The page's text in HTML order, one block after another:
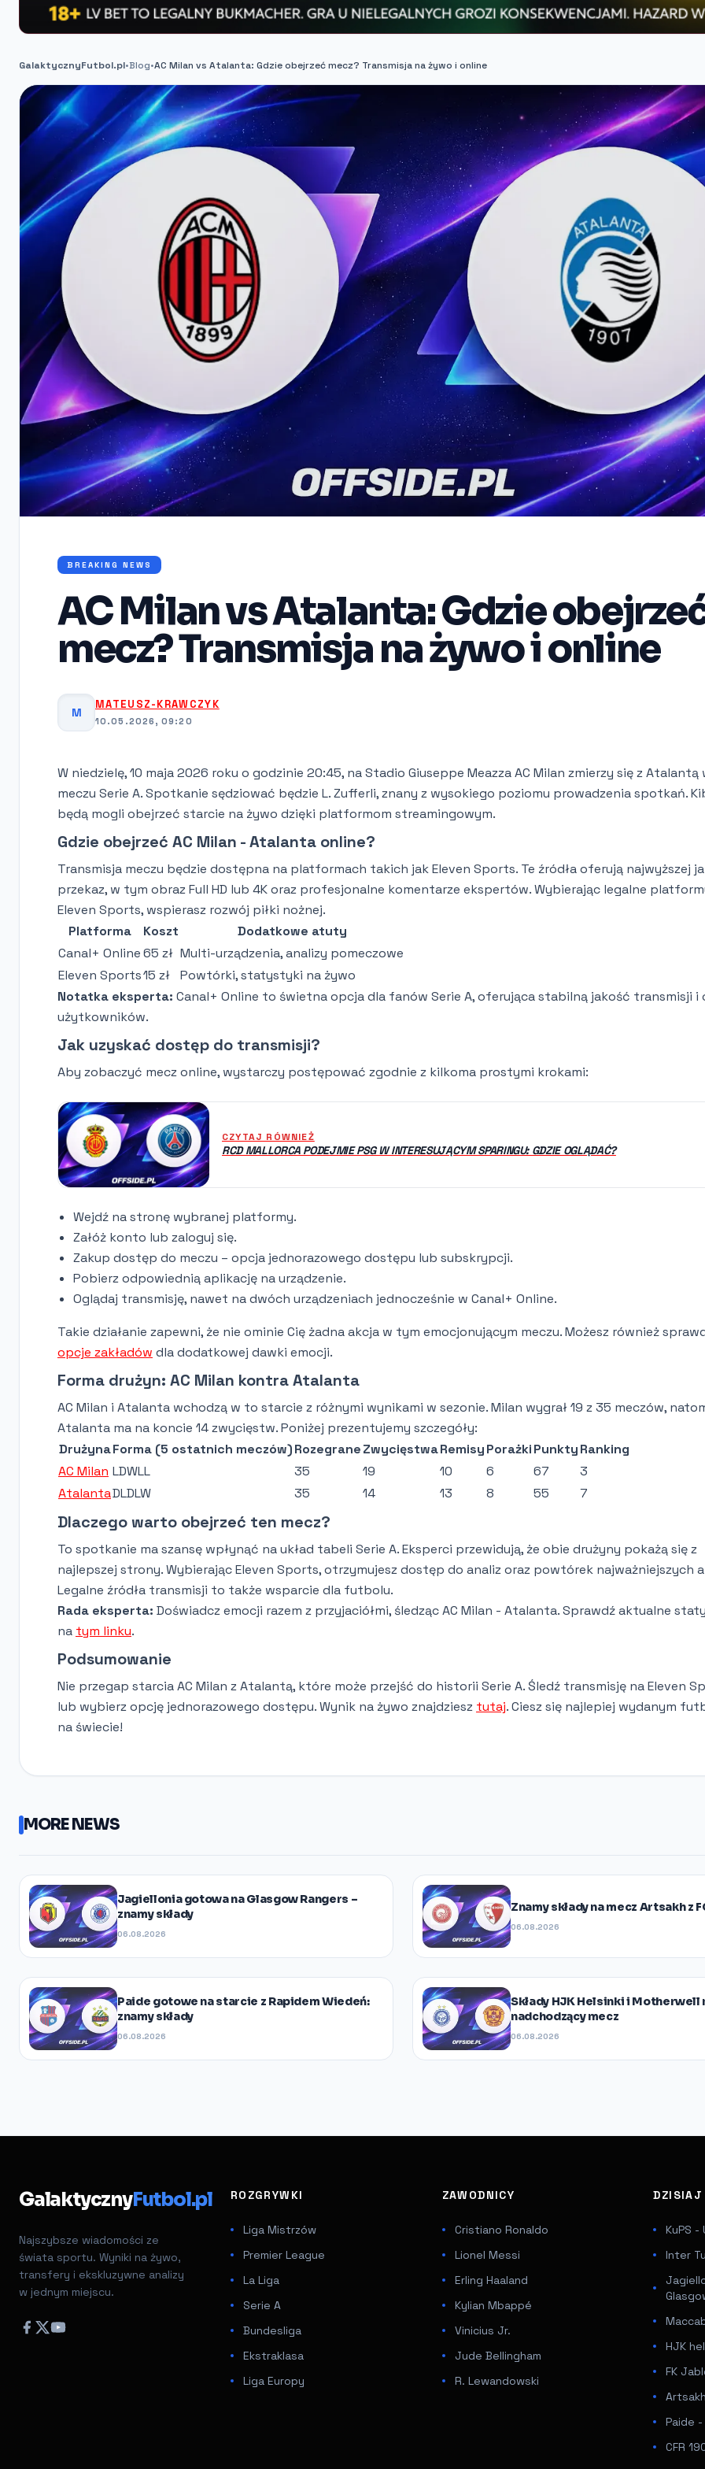
GalaktycznyFutbol.pl•Blog•AC Milan vs Atalanta: Gdzie obejrzeć mecz? Transmisja na żywo i online
BREAKING NEWS
AC Milan vs Atalanta: Gdzie
mecz? Transmisja na żywo i online
M
MATEUSZ-KRAWCZYK
10.05.2026, 09:20
W niedzielę, 10 maja 2026 roku o godzinie 20:45, na Stadio Giuseppe Meazza AC Milan zmierzy się z Atalantą
meczu Serie A. Spotkanie sędziować będzie L. Zufferli, znany z wysokiego poziomu prowadzenia spotkań.
będą mogli obejrzeć starcie na żywo dzięki platformom streamingowym.
Gdzie obejrzeć AC Milan - Atalanta online?
Transmisja meczu będzie dostępna na platformach takich jak Eleven Sports. Te źródła oferują najwyższej
przekaz, w tym obraz Full HD lub 4K oraz profesjonalne komentarze ekspertów. Wybierając legalne
Eleven Sports, wspierasz rozwój piłki nożnej.
Platforma
Koszt
Dodatkowe atuty
Canal+ Online65 zł Multi-urządzenia, analizy pomeczowe
Eleven Sports15 zł
Powtórki, statystyki na żywo
Notatka eksperta: Canal+ Online to świetna opcja dla fanów Serie A, oferująca stabilną jakość transmisji i
użytkowników.
Jak uzyskać dostęp do transmisji?
Aby zobaczyć mecz online, wystarczy postępować zgodnie z kilkoma prostymi krokami:
CZYTAJ RÓWNIEŻ
RCD MALLORCA PODEJMIE PSG W INTERESUJĄCYM SPARINGU: GDZIE OGLĄDAĆ?
Wejdź na stronę wybranej platformy.
Załóż konto lub zaloguj się.
Zakup dostęp do meczu – opcja jednorazowego dostępu lub subskrypcji.
Pobierz odpowiednią aplikację na urządzenie.
Oglądaj transmisję, nawet na dwóch urządzeniach jednocześnie w Canal+ Online.
Takie działanie zapewni, że nie ominie Cię żadna akcja w tym emocjonującym meczu. Możesz również
opcje zakładów dla dodatkowej dawki emocji.
Forma drużyn: AC Milan kontra Atalanta
AC Milan i Atalanta wchodzą w to starcie z różnymi wynikami w sezonie. Milan wygrał 19 z 35 meczów,
Atalanta ma na koncie 14 zwycięstw. Poniżej prezentujemy szczegóły:
DrużynaForma (5 ostatnich meczów)RozegraneZwycięstwaRemisyPorażkiPunktyRanking
AC Milan LDWLL 35 19 10 6 67
3
AtalantaDLDLW 35 14 13 8 55 7
Dlaczego warto obejrzeć ten mecz?
To spotkanie ma szansę wpłynąć na układ tabeli Serie A. Eksperci przewidują, że obie drużyny pokażą się z
najlepszej strony. Wybierając Eleven Sports, otrzymujesz dostęp do analiz oraz powtórek najważniejszych
Legalne źródła transmisji to także wsparcie dla futbolu.
Rada eksperta: Doświadcz emocji razem z przyjaciółmi, śledząc AC Milan - Atalanta. Sprawdź aktualne
na tym linku.
Podsumowanie
Nie przegap starcia AC Milan z Atalantą, które może przejść do historii Serie A. Śledź transmisję na Eleven
lub wybierz opcję jednorazowego dostępu. Wynik na żywo znajdziesz tutaj. Ciesz się najlepiej wydanym
na świecie!
MORE NEWS
Jagiellonia gotowa na Glasgow Rangers –
znamy składy
06.08.2026
Znamy składy na mecz Artsakh z
06.08.2026
Paide gotowe na starcie z Rapidem Wiedeń:
znamy składy
06.08.2026
Składy HJK Helsinki i Motherwell
nadchodzący mecz
06.08.2026
GalaktycznyFutbol.pl
Najszybsze wiadomości ze
świata sportu. Wyniki na żywo,
transfery i ekskluzywne analizy
w jednym miejscu.
ROZGRYWKI
Liga Mistrzów
Premier League
La Liga
Serie A
Bundesliga
Ekstraklasa
Liga Europy
ZAWODNICY
Cristiano Ronaldo
Lionel Messi
Erling Haaland
Kylian Mbappé
Vinicius Jr.
Jude Bellingham
R. Lewandowski
DZISIAJ
KuPS
Inter
HJK
FK
Paide
CFR